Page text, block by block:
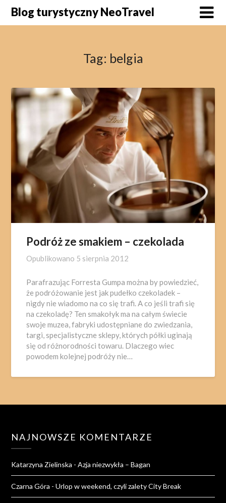
SkipBlog turystyczny NeoTravel
Tag: belgia
Podróż ze smakiem – czekolada
Opublikowano 5 sierpnia 2012
Parafrazując Forresta Gumpa można by powiedzieć,
że podróżowanie jest jak pudełko czekoladek –
nigdy nie wiadomo na co się trafi. A co jeśli trafi się
na czekoladę? Ten smakołyk ma na całym świecie
swoje muzea, fabryki udostępniane do zwiedzania,
targi, specjalistyczne sklepy, których półki uginają
się od różnorodności towaru. Dlaczego wiec
powodem kolejnej podróży nie…
NAJNOWSZE KOMENTARZE
Katarzyna Zielinska -Azja niezwykła – Bagan
Czarna Góra -Urlop w weekend, czyli zalety City Break